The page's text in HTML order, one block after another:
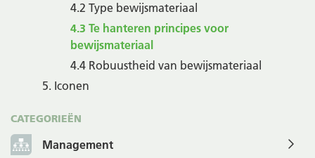
4.2 Type bewijsmateriaal
4.3 Te hanteren principes voor
bewijsmateriaal
4.4 Robuustheid van bewijsmateriaal
5. Iconen
CATEGORIEËN
Management